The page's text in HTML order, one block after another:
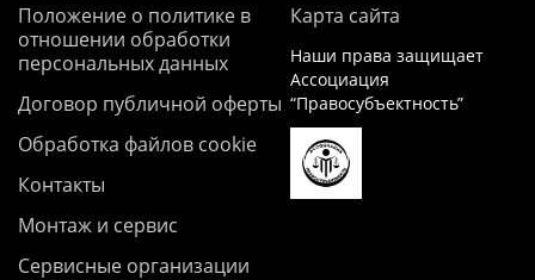
Положение о политике в
отношении обработки
персональных данных
Договор публичной оферты
Обработка файлов cookie
Контакты
Монтаж и сервис
Сервисные организации
Карта сайта
Наши права защищает
Ассоциация
“Правосубъектность”